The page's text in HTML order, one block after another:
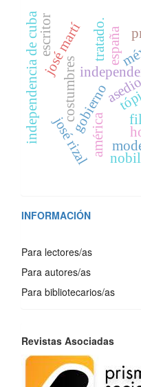
américa
españa
costumbres
josé martí
independencia de cuba josé rizal
tratado.
gobierno
escritor
INFORMACIÓN
Para lectores/as
Para autores/as
Para bibliotecarios/as
Revistas Asociadas